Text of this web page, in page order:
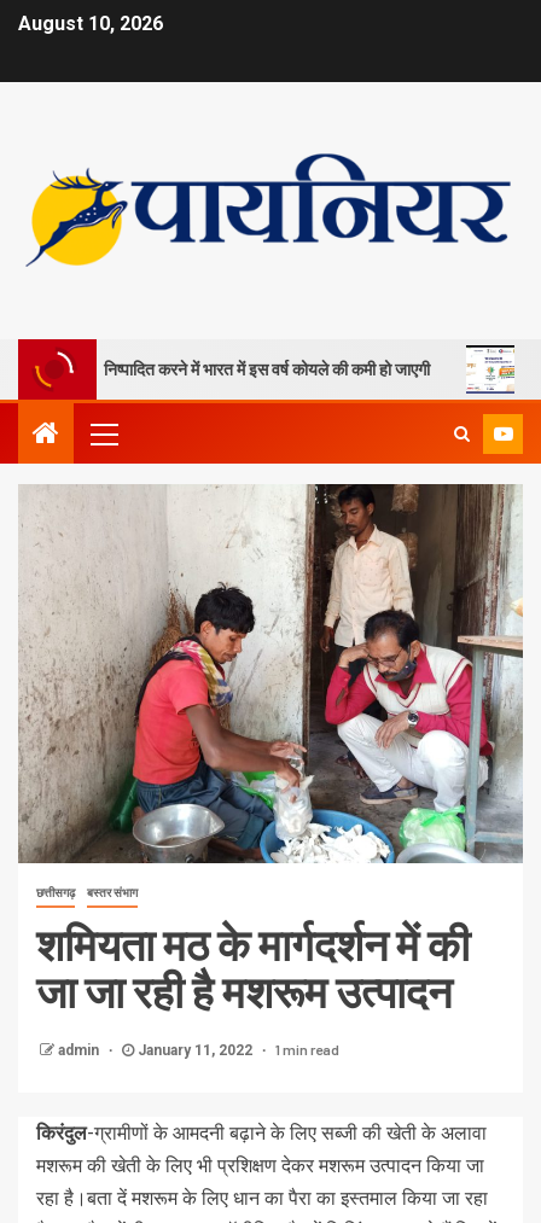
August 10, 2026
को निष्पादित करने में भारत में इस वर्ष कोयले की कमी हो जाएगी ओपी
छत्तीसगढ़ बस्तर संभाग
शमियता मठ के मार्गदर्शन में की
जा जा रही है मशरूम उत्पादन
admin January 11, 2022 1 min read
किरंदुल-ग्रामीणों के आमदनी बढ़ाने के लिए सब्जी की खेती के अलावा
मशरूम की खेती के लिए भी प्रशिक्षण देकर मशरूम उत्पादन किया जा
रहा है।बता दें मशरूम के लिए धान का पैरा का इस्तमाल किया जा रहा